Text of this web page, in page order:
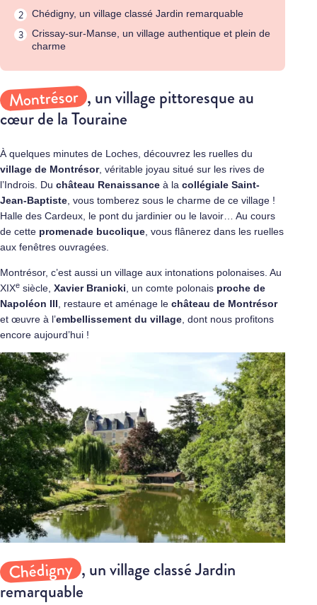
Chédigny, un village classé Jardin remarquable
Crissay-sur-Manse, un village authentique et plein de
charme
Montrésor , un village pittoresque au
cœur de la Touraine
À quelques minutes de Loches, découvrez les ruelles du
village de Montrésor, véritable joyau situé sur les rives de
l’Indrois. Du château Renaissance à la collégiale Saint-
Jean-Baptiste, vous tomberez sous le charme de ce village !
Halle des Cardeux, le pont du jardinier ou le lavoir… Au cours
de cette promenade bucolique, vous flânerez dans les ruelles
aux fenêtres ouvragées.
Montrésor, c’est aussi un village aux intonations polonaises. Au
XIXe siècle, Xavier Branicki, un comte polonais proche de
Napoléon III, restaure et aménage le château de Montrésor
et œuvre à l’embellissement du village, dont nous profitons
encore aujourd’hui !
Chédigny , un village classé Jardin
remarquable